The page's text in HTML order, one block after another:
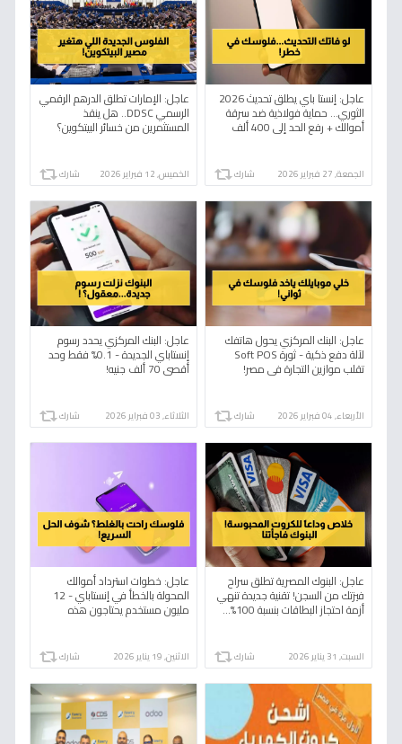
عاجل: إنستا باي يطلق تحديث 2026
الثوري... حماية فولاذية ضد سرقة
أموالك + رفع الحد إلى 400 ألف
الجمعة, 27 فبراير 2026 شارك
عاجل: الإمارات تطلق الدرهم الرقمي
الرسمي DDSC.. هل ينقذ
المستثمرين من خسائر البيتكوين؟
الخميس, 12 فبراير 2026 شارك
عاجل: البنك المركزي يحول هاتفك
لآلة دفع ذكية - ثورة Soft POS
تقلب موازين التجارة في مصر!
الأربعاء, 04 فبراير 2026 شارك
عاجل: البنك المركزي يحدد رسوم
إنستاباي الجديدة - 0.1% فقط وحد
أقصى 70 ألف جنيه!
الثلاثاء, 03 فبراير 2026 شارك
عاجل: البنوك المصرية تطلق سراح
فيزتك من السجن! تقنية جديدة تنهي
أزمة احتجاز البطاقات بنسبة 100%...
السبت, 31 يناير 2026 شارك
عاجل: خطوات استرداد أموالك
المحولة بالخطأ في إنستاباي - 12
مليون مستخدم يحتاجون هذه
الاثنين, 19 يناير 2026 شارك